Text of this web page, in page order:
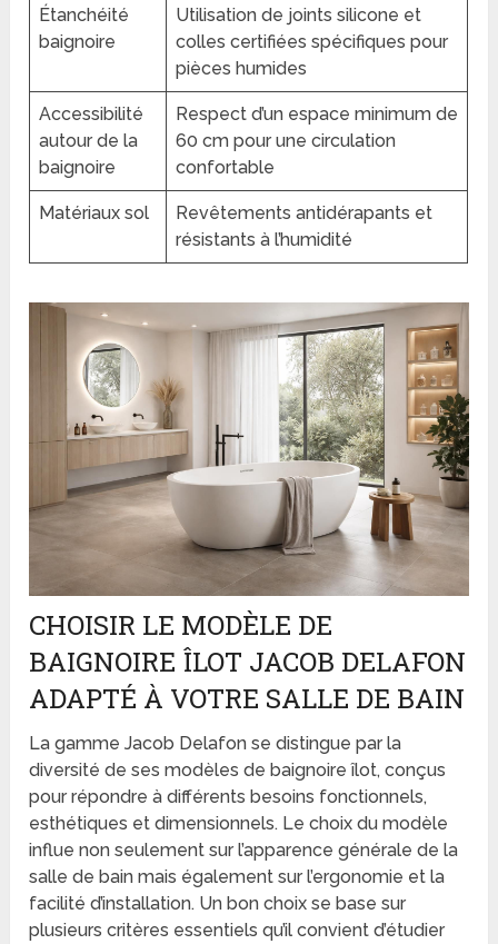
Étanchéité
baignoire
Utilisation de joints silicone et
colles certifiées spécifiques pour
pièces humides
Accessibilité
autour de la
baignoire
Respect d’un espace minimum de
60 cm pour une circulation
confortable
Matériaux sol
Revêtements antidérapants et
résistants à l’humidité
CHOISIR LE MODÈLE DE
BAIGNOIRE ÎLOT JACOB DELAFON
ADAPTÉ À VOTRE SALLE DE BAIN
La gamme Jacob Delafon se distingue par la
diversité de ses modèles de baignoire îlot, conçus
pour répondre à différents besoins fonctionnels,
esthétiques et dimensionnels. Le choix du modèle
influe non seulement sur l’apparence générale de la
salle de bain mais également sur l’ergonomie et la
facilité d’installation. Un bon choix se base sur
plusieurs critères essentiels qu’il convient d’étudier